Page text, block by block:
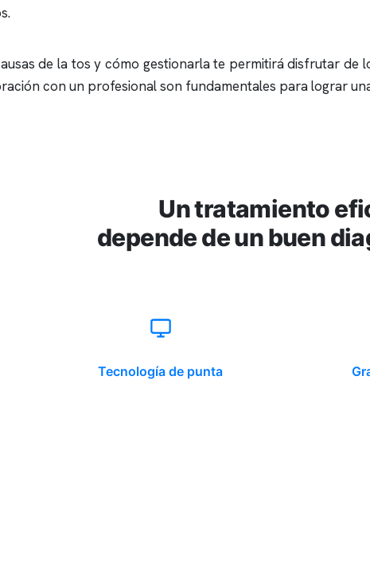
de la tos y cómo gestionarla te permitirá disfrutar de
con un profesional son fundamentales para lograr
Un tratamiento
depende de un buen
Tecnología de punta